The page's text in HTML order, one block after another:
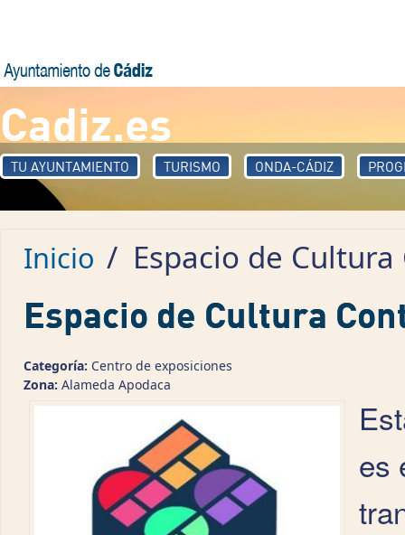
Cadiz.es
TU AYUNTAMIENTO TURISMO ONDA-CÁDIZ
Inicio / Espacio de
Espacio de Cultura
Categoría: Centro de exposiciones
Zona: Alameda Apodaca
es